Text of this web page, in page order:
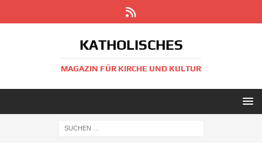
KATHOLISCHES
MAGAZIN FÜR KIRCHE UND KULTUR